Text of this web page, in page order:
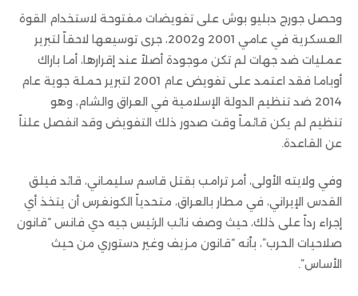
وحصل جورج دبليو بوش على تفويضات مفتوحة لاستخدام القوة
العسكرية في عامي 2001 و2002، جرى توسيعها لاحقاً لتبرير
عمليات ضد جهات لم تكن موجودة أصلاً عند إقرارها، أما باراك
أوباما فقد اعتمد على تفويض عام 2001 لتبرير حملة جوية عام
2014 ضد تنظيم الدولة الإسلامية في العراق والشام، وهو
تنظيم لم يكن قائماً وقت صدور ذلك التفويض وقد انفصل علناً
عن القاعدة.
وفي ولايته الأولى، أمر ترامب بقتل قاسم سليماني، قائد فيلق
القدس الإيراني، في مطار بالعراق، متحدياً الكونغرس أن يتخذ أي
إجراء رداً على ذلك، حيث وصف نائب الرئيس جيه دي فانس “قانون
صلاحيات الحرب”، بأنه “قانون مزيف وغير دستوري من حيث
الأساس”.